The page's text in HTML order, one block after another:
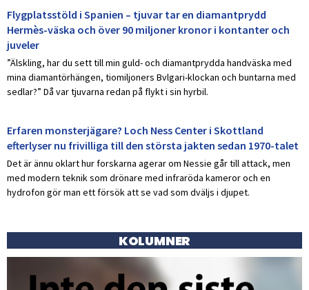
Flygplatsstöld i Spanien – tjuvar tar en diamantprydd
Hermès-väska och över 90 miljoner kronor i kontanter och
juveler
”Älskling, har du sett till min guld- och diamantprydda handväska med
mina diamantörhängen, tiomiljoners Bvlgari-klockan och buntarna med
sedlar?” Då var tjuvarna redan på flykt i sin hyrbil.
Erfaren monsterjägare? Loch Ness Center i Skottland
efterlyser nu frivilliga till den största jakten sedan 1970-talet
Det är ännu oklart hur forskarna agerar om Nessie går till attack, men
med modern teknik som drönare med infraröda kameror och en
hydrofon gör man ett försök att se vad som dväljs i djupet.
KOLUMNER